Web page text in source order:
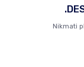
Nikmati